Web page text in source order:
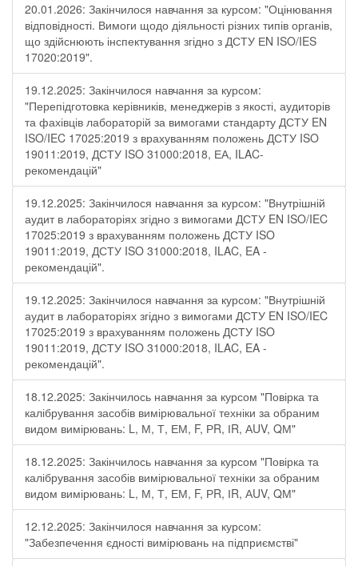
20.01.2026: Закінчилося навчання за курсом: "Оцінювання
відповідності. Вимоги щодо діяльності різних типів органів,
що здійснюють інспектування згідно з ДСТУ ЕN ISO/IES
17020:2019".
19.12.2025: Закінчилося навчання за курсом:
"Перепідготовка керівників, менеджерів з якості, аудиторів
та фахівців лабораторій за вимогами стандарту ДСТУ EN
ISO/IEC 17025:2019 з врахуванням положень ДСТУ ISO
19011:2019, ДСТУ ISO 31000:2018, ЕА, ILAC-
рекомендацій"
19.12.2025: Закінчилося навчання за курсом: "Внутрішній
аудит в лабораторіях згідно з вимогами ДСТУ EN ISO/IEC
17025:2019 з врахуванням положень ДСТУ ISO
19011:2019, ДСТУ ISO 31000:2018, ILAC, EA -
рекомендацій".
19.12.2025: Закінчилося навчання за курсом: "Внутрішній
аудит в лабораторіях згідно з вимогами ДСТУ EN ISO/IEC
17025:2019 з врахуванням положень ДСТУ ISO
19011:2019, ДСТУ ISO 31000:2018, ILAC, EA -
рекомендацій".
18.12.2025: Закінчилось навчання за курсом "Повірка та
калібрування засобів вимірювальної техніки за обраним
видом вимірювань: L, М, Т, ЕМ, F, РR, ІR, АUV, QМ"
18.12.2025: Закінчилось навчання за курсом "Повірка та
калібрування засобів вимірювальної техніки за обраним
видом вимірювань: L, М, Т, ЕМ, F, РR, ІR, АUV, QМ"
12.12.2025: Закінчилося навчання за курсом:
"Забезпечення єдності вимірювань на підприємстві"